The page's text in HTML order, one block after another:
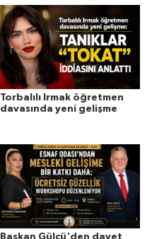
Torbalılı Irmak öğretmen
davasında yeni gelişme
Başkan Gülcü'den davet